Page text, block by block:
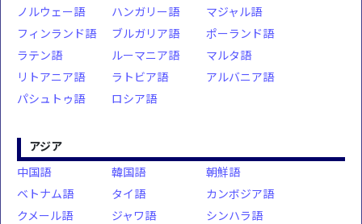
ノルウェー語
ハンガリー語
マジャル語
フィンランド語
ブルガリア語
ポーランド語
ラテン語
ルーマニア語
マルタ語
リトアニア語
ラトビア語
アルバニア語
パシュトゥ語
ロシア語
アジア
中国語
韓国語
朝鮮語
ベトナム語
タイ語
カンボジア語
クメール語
ジャワ語
シンハラ語